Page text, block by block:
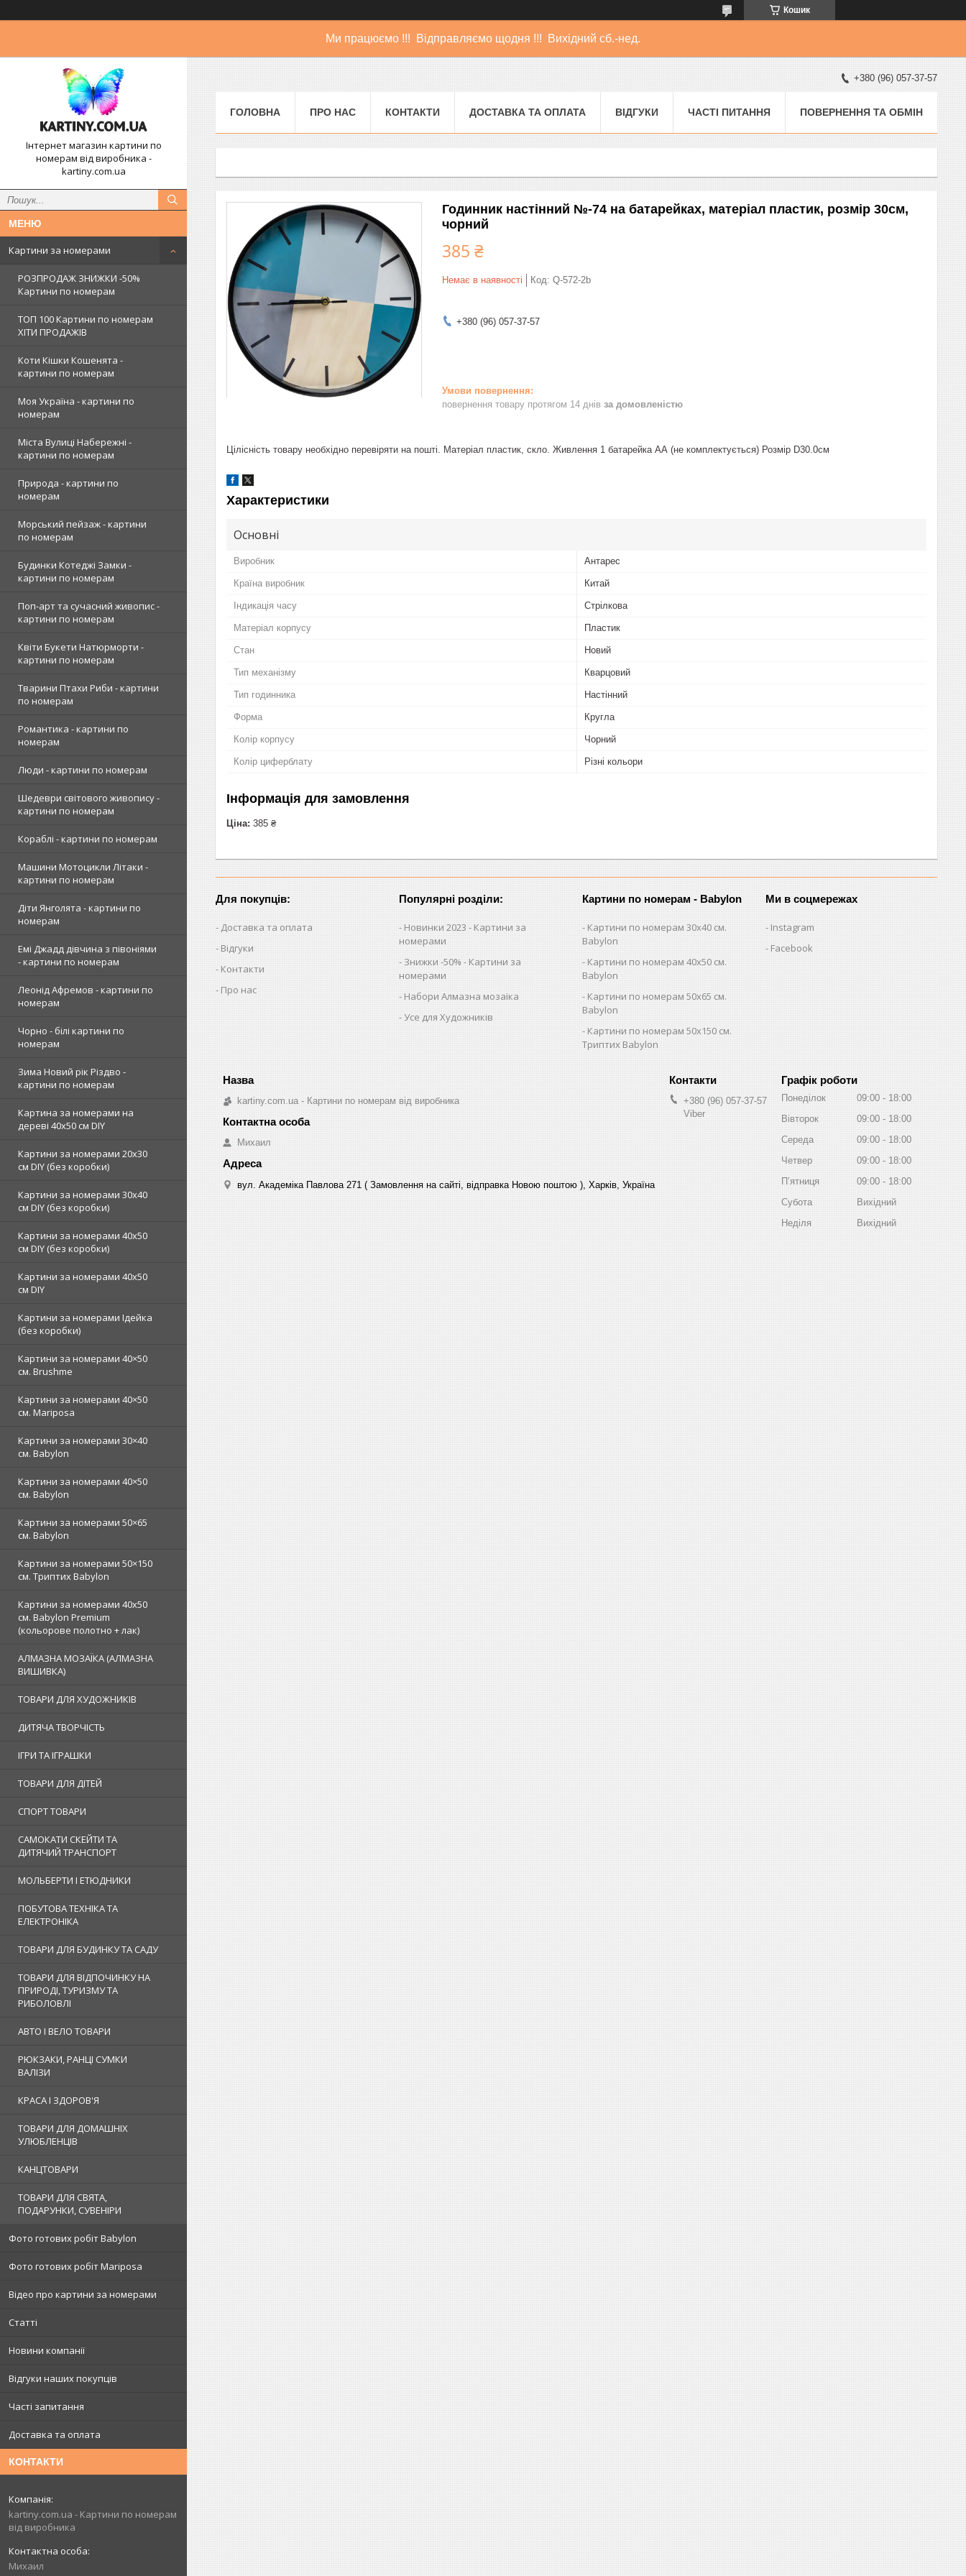
Кошик
Ми працюємо !!! Відправляємо щодня !!! Вихідний сб.-нед.
Інтернет магазин картини по
номерам від виробника -
kartiny.com.ua
Картини за номерами
РОЗПРОДАЖ ЗНИЖКИ -50%
Картини по номерам
ТОП 100 Картини по номерам
ХІТИ ПРОДАЖІВ
Коти Кішки Кошенята -
картини по номерам
Моя Україна - картини по
номерам
Міста Вулиці Набережні -
картини по номерам
Природа - картини по
номерам
Морський пейзаж - картини
по номерам
Будинки Котеджі Замки -
картини по номерам
Поп-арт та сучасний живопис -
картини по номерам
Квіти Букети Натюрморти -
картини по номерам
Тварини Птахи Риби - картини
по номерам
Романтика - картини по
номерам
Люди - картини по номерам
Шедеври світового живопису -
картини по номерам
Кораблі - картини по номерам
Машини Мотоцикли Літаки -
картини по номерам
Діти Янголята - картини по
номерам
Емі Джадд дівчина з півоніями
- картини по номерам
Леонід Афремов - картини по
номерам
Чорно - білі картини по
номерам
Зима Новий рік Різдво -
картини по номерам
Картина за номерами на
дереві 40х50 см DIY
Картини за номерами 20х30
см DIY (без коробки)
Картини за номерами 30х40
см DIY (без коробки)
Картини за номерами 40х50
см DIY (без коробки)
Картини за номерами 40х50
см DIY
Картини за номерами Ідейка
(без коробки)
Картини за номерами 40×50
см. Brushme
Картини за номерами 40×50
см. Mariposa
Картини за номерами 30×40
см. Babylon
Картини за номерами 40×50
см. Babylon
Картини за номерами 50×65
см. Babylon
Картини за номерами 50×150
см. Триптих Babylon
Картини за номерами 40х50
см. Babylon Premium
(кольорове полотно + лак)
АЛМАЗНА МОЗАЇКА (АЛМАЗНА
ВИШИВКА)
ТОВАРИ ДЛЯ ХУДОЖНИКІВ
ДИТЯЧА ТВОРЧІСТЬ
ІГРИ ТА ІГРАШКИ
ТОВАРИ ДЛЯ ДІТЕЙ
СПОРТ ТОВАРИ
САМОКАТИ СКЕЙТИ ТА
ДИТЯЧИЙ ТРАНСПОРТ
МОЛЬБЕРТИ І ЕТЮДНИКИ
ПОБУТОВА ТЕХНІКА ТА
ЕЛЕКТРОНІКА
ТОВАРИ ДЛЯ БУДИНКУ ТА САДУ
ТОВАРИ ДЛЯ ВІДПОЧИНКУ НА
ПРИРОДІ, ТУРИЗМУ ТА
РИБОЛОВЛІ
АВТО І ВЕЛО ТОВАРИ
РЮКЗАКИ, РАНЦІ СУМКИ
ВАЛІЗИ
КРАСА І ЗДОРОВ'Я
ТОВАРИ ДЛЯ ДОМАШНІХ
УЛЮБЛЕНЦІВ
КАНЦТОВАРИ
ТОВАРИ ДЛЯ СВЯТА,
ПОДАРУНКИ, СУВЕНІРИ
Фото готових робіт Babylon
Фото готових робіт Mariposa
Відео про картини за номерами
Статті
Новини компанії
Відгуки наших покупців
Часті запитання
Доставка та оплата
КОНТАКТИ
kartiny.com.ua - Картини по номерам
від виробника
Михаил
+380 (96) 057-37-57
ГОЛОВНА ПРО НАС КОНТАКТИ ДОСТАВКА ТА ОПЛАТА ВІДГУКИ ЧАСТІ ПИТАННЯ ПОВЕРНЕННЯ ТА ОБМІН
Годинник настінний №-74 на батарейках, матеріал пластик, розмір 30см,
чорний
385 ₴
Немає в наявності Код: Q-572-2b
+380 (96) 057-37-57
повернення товару протягом 14 днів за домовленістю
Цілісність товару необхідно перевіряти на пошті. Матеріал пластик, скло. Живлення 1 батарейка АА (не комплектується) Розмір D30.0см
Характеристики
Основні
Виробник Антарес
Країна виробник Китай
Індикація часу Стрілкова
Матеріал корпусу Пластик
Стан Новий
Тип механізму Кварцовий
Тип годинника Настінний
Форма Кругла
Колір корпусу Чорний
Колір циферблату Різні кольори
Інформація для замовлення
Ціна: 385 ₴
Для покупців:
Доставка та оплата
Відгуки
Контакти
Про нас
Популярні розділи:
Новинки 2023 - Картини за
номерами
Знижки -50% - Картини за
номерами
Набори Алмазна мозаїка
Усе для Художників
Картини по номерам - Babylon
Картини по номерам 30х40 см.
Babylon
Картини по номерам 40х50 см.
Babylon
Картини по номерам 50х65 см.
Babylon
Картини по номерам 50х150 см.
Триптих Babylon
Ми в соцмережах
Instagram
Facebook
kartiny.com.ua - Картини по номерам від виробника
Михаил
вул. Академіка Павлова 271 ( Замовлення на сайті, відправка Новою поштою ), Харків, Україна
+380 (96) 057-37-57
Viber
Графік роботи
Понеділок 09:00
18:00
Вівторок
09:00
18:00
Середа
09:00
18:00
Четвер
09:00
18:00
Пʼятниця
09:00
18:00
Субота
Вихідний
Неділя
Вихідний